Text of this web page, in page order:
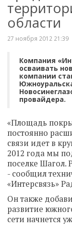
области
27 ноября 2012 21:39
Компания
осваивать
компании
провайдера.
«Площадь
постоянно
связи идет в
2012 года мы
поселке Шагол.
- сообщил
«Интерсвязь»
Он также
развитие
сети начнется